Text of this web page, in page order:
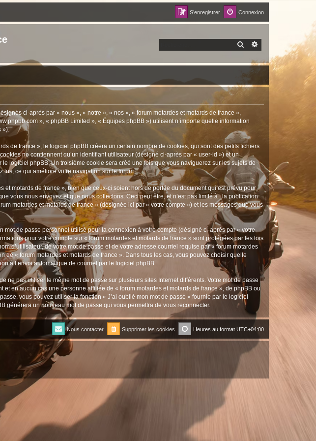
Connexion
S’enregistrer
RECHERCHER
RECHERCHE
ci-après par « nous », « notre », « nos », « forum motardes et motards de france »,
», « phpBB Limited », « Équipes phpBB ») utilisent n’importe quelle information
»).
de france », le logiciel phpBB créera un certain nombre de cookies, qui sont des petits fichiers
ne contiennent qu’un identifiant utilisateur (désigné ci-après par « user-id ») et un
logiciel phpBB. Un troisième cookie sera créé une fois que vous naviguerez sur les sujets de
lus, ce qui améliore votre navigation sur le forum.
motards de france », bien que ceux-ci soient hors de portée du document qui est prévu pour
vous nous envoyez et que nous collectons. Ceci peut être, et n’est pas limité à : la publication
motardes et motards de france » (désignée ici par « votre compte ») et les messages que vous
de passe personnel utilisé pour la connexion à votre compte (désigné ci-après par « votre
pour votre compte sur « forum motardes et motards de france » sont protégées par les lois
d’utilisateur, de votre mot de passe et de votre adresse courriel requise par « forum motardes
de « forum motardes et motards de france ». Dans tous les cas, vous pouvez choisir quelle
à l’envoi automatique de courriel par le logiciel phpBB.
ne pas utiliser le même mot de passe sur plusieurs sites Internet différents. Votre mot de passe
en aucun cas une personne affiliée de « forum motardes et motards de france », de phpBB ou
vous pouvez utiliser la fonction « J’ai oublié mon mot de passe » fournie par le logiciel
générera un nouveau mot de passe qui vous permettra de vous reconnecter.
Heures au format UTC+04:00
Supprimer les cookies
Nous contacter